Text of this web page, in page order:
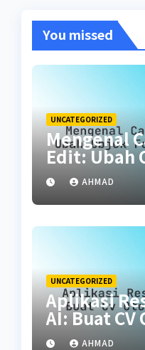
You missed
UNCATEGORIZED
Mengenal
Edit: Ubah
Pakai Teks AI
AHMAD
UNCATEGORIZED
Aplikasi
AI: Buat
ATS AHMAD